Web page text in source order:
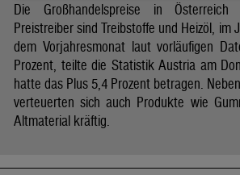
Die Großhandelspreise in
Preistreiber sind Treibstoffe und Heizöl, im
dem Vorjahresmonat laut vorläufigen
Prozent, teilte die Statistik Austria am
hatte das Plus 5,4 Prozent betragen.
verteuerten sich auch Produkte wie
Altmaterial kräftig.